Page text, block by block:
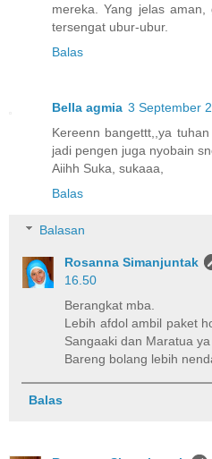
mereka. Yang jelas
tersengat ubur-ubur.
Balas
Bella agmia 3 September
Kereenn bangettt,,ya
jadi pengen juga nyobain
Aiihh Suka, sukaaa,
Balas
Balasan
Rosanna Simanjuntak
16.50
Berangkat mba.
Lebih afdol ambil paket
Sangaaki dan Maratua
Bareng bolang lebih
Balas